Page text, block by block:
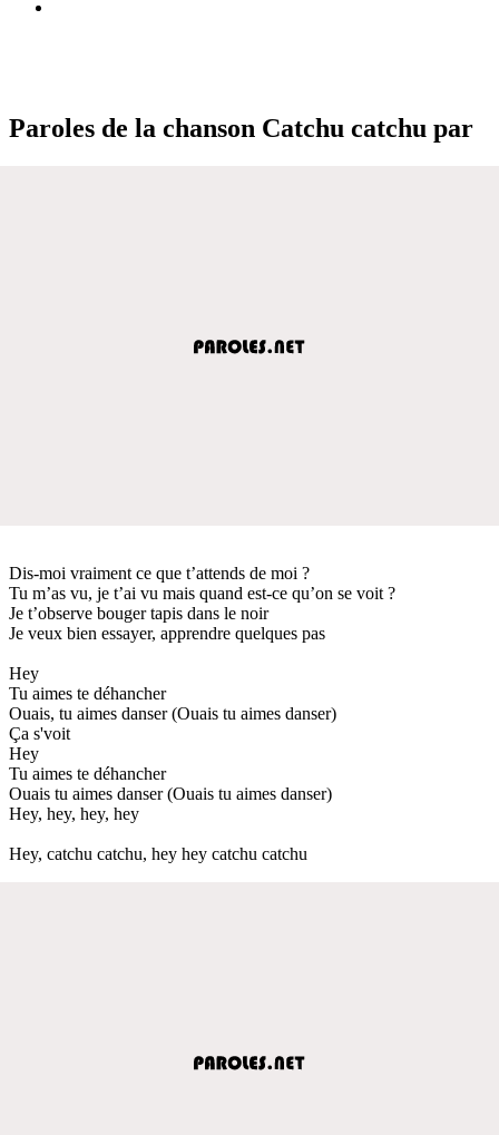
Paroles de la chanson Catchu catchu par
Dis-moi vraiment ce que t’attends de moi ?
Tu m’as vu, je t’ai vu mais quand est-ce qu’on se voit ?
Je t’observe bouger tapis dans le noir
Je veux bien essayer, apprendre quelques pas
Hey
Tu aimes te déhancher
Ouais, tu aimes danser (Ouais tu aimes danser)
Ça s'voit
Hey
Tu aimes te déhancher
Ouais tu aimes danser (Ouais tu aimes danser)
Hey, hey, hey, hey
Hey, catchu catchu, hey hey catchu catchu